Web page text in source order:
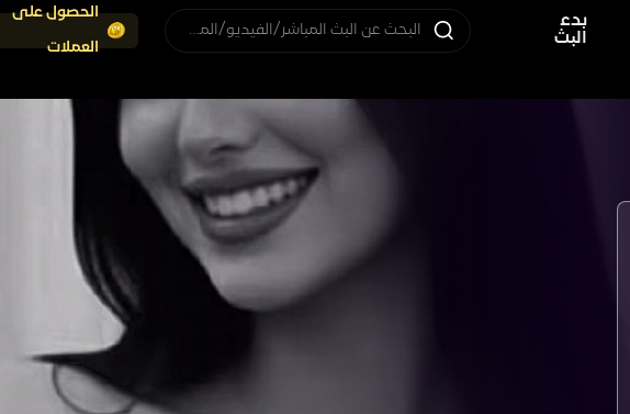
بدء
البث
البحث عن البث المباشر/الفيديو/المستخدم
الحصول على
العملات